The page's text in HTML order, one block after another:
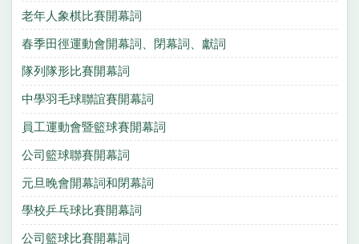
老年人象棋比賽開幕詞
春季田徑運動會開幕詞、閉幕詞、獻詞
隊列隊形比賽開幕詞
中學羽毛球聯誼賽開幕詞
員工運動會暨籃球賽開幕詞
公司籃球聯賽開幕詞
元旦晚會開幕詞和閉幕詞
學校乒乓球比賽開幕詞
公司籃球比賽開幕詞